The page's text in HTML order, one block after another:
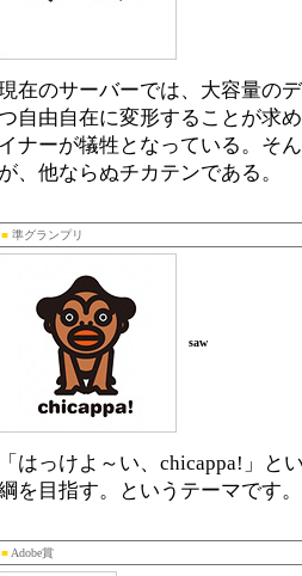
在のサーバーでは、大容量の
自由自在に変形することが求
イナーが犠牲となっている。そ
が、他ならぬチカテンである。
■ 準グランプリ
saw
「はっけよ～い、chicappa!」
を目指す。というテーマです。
■ Adobe賞